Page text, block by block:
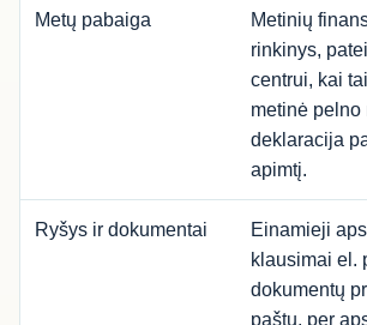
Metų pabaiga
Metinių
rinkinys,
centrui, kai
metinė pelno
deklaracija
apimtį.
Ryšys ir dokumentai
Einamieji
klausimai el.
dokumentų
paštu, per